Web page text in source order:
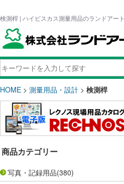
検測桿 | ハイビスカス測量用品のランドアート
HOME > 測量用品・設計 > 検測桿
商品カテゴリー
写真・記録用品(380)